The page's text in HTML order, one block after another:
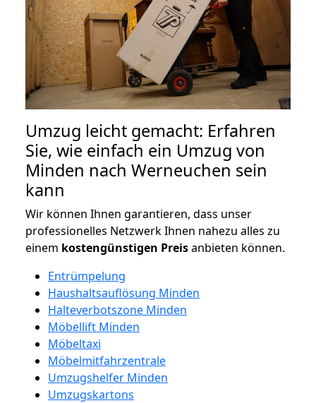
Umzug leicht gemacht: Erfahren
Sie, wie einfach ein Umzug von
Minden nach Werneuchen sein
kann
Wir können Ihnen garantieren, dass unser
professionelles Netzwerk Ihnen nahezu alles zu
einem kostengünstigen Preisanbieten können.
Entrümpelung
Haushaltsauflösung Minden
Halteverbotszone Minden
Möbellift Minden
Möbeltaxi
Möbelmitfahrzentrale
Umzugshelfer Minden
Umzugskartons